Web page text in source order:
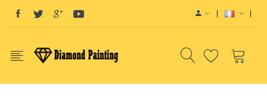
View sites:Vape E-Liquid